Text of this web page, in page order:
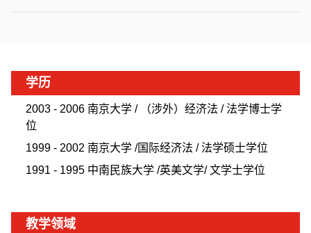
学历
2003 - 2006 南京大学 / （涉外）经济法 / 法学博士学
位
1999 - 2002 南京大学 /国际经济法 / 法学硕士学位
1991 - 1995 中南民族大学 /英美文学/ 文学士学位
教学领域